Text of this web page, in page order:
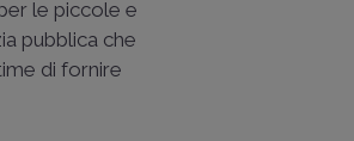
le piccole e
pubblica che
di fornire